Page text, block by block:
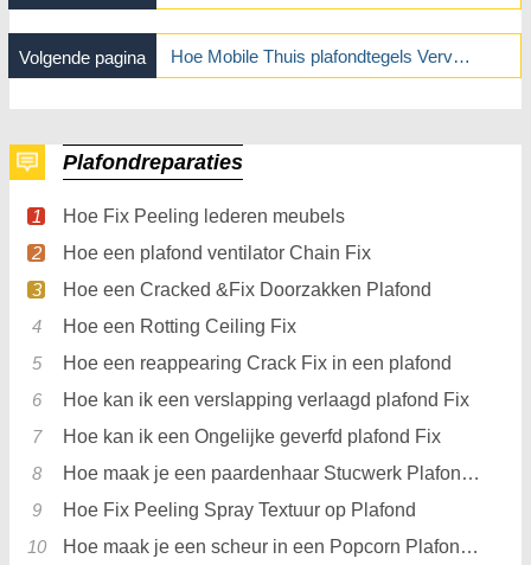
Volgende pagina Hoe Mobile Thuis plafondtegels Vervang
Plafondreparaties
Hoe Fix Peeling lederen meubels
Hoe een plafond ventilator Chain Fix
Hoe een Cracked &Fix Doorzakken Plafond
Hoe een Rotting Ceiling Fix
Hoe een reappearing Crack Fix in een plafond
Hoe kan ik een verslapping verlaagd plafond Fix
Hoe kan ik een Ongelijke geverfd plafond Fix
Hoe maak je een paardenhaar Stucwerk Plafond Fix
Hoe Fix Peeling Spray Textuur op Plafond
Hoe maak je een scheur in een Popcorn Plafond Fix